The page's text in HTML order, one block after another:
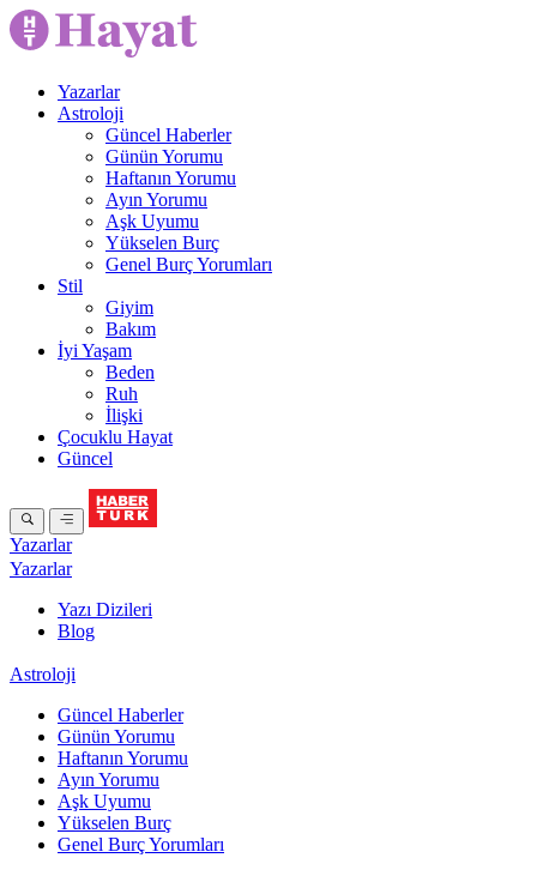
Yazarlar
Astroloji
Güncel Haberler
Günün Yorumu
Haftanın Yorumu
Ayın Yorumu
Aşk Uyumu
Yükselen Burç
Genel Burç Yorumları
Stil
Giyim
Bakım
İyi Yaşam
Beden
Ruh
İlişki
Çocuklu Hayat
Güncel
Yazarlar
Yazarlar
Yazı Dizileri
Blog
Astroloji
Güncel Haberler
Günün Yorumu
Haftanın Yorumu
Ayın Yorumu
Aşk Uyumu
Yükselen Burç
Genel Burç Yorumları